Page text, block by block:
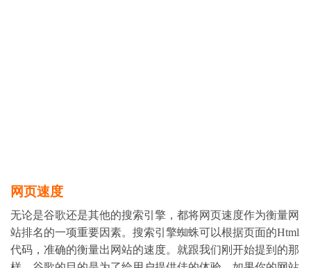
网页速度
无论是谷歌还是其他的搜索引擎，都将网页速度作为衡量网
站排名的一项重要因素。搜索引擎蜘蛛可以根据页面的Html
代码，准确的衡量出网站的速度。就跟我们刚开始提到的那